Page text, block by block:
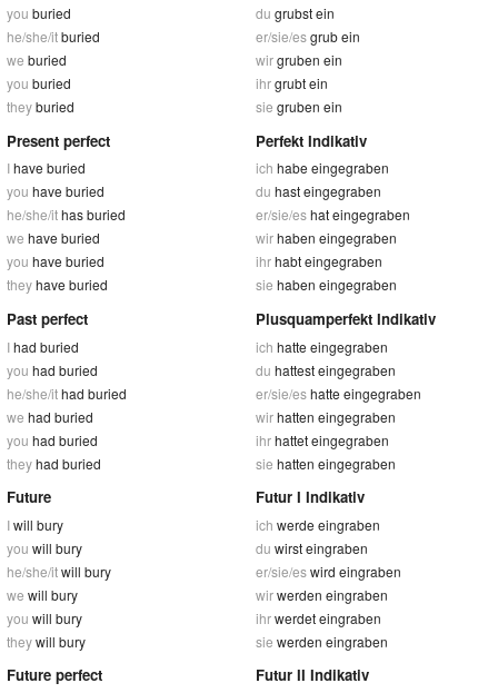
you buried
he/she/itburied
we buried
you buried
theyburied
du grubst ein
er/sie/esgrub ein
wirgruben ein
ihrgrubt ein
sie gruben ein
Present perfect
Ihave buried
you have buried
he/she/ithas buried
we have buried
you have buried
theyhave buried
Perfekt Indikativ
ich habe eingegraben
du hast eingegraben
er/sie/eshat eingegraben
wirhaben eingegraben
ihrhabt eingegraben
sie haben eingegraben
Past perfect
Ihad buried
you had buried
he/she/ithad buried
we had buried
you had buried
theyhad buried
Plusquamperfekt Indikativ
ich hatte eingegraben
du hattest eingegraben
er/sie/eshatte eingegraben
wirhatten eingegraben
ihrhattet eingegraben
sie hatten eingegraben
Future
Iwill bury
you will bury
he/she/itwill bury
we will bury
you will bury
theywill bury
Futur I Indikativ
ich werde eingraben
du wirst eingraben
er/sie/eswird eingraben
wirwerden eingraben
ihrwerdet eingraben
sie werden eingraben
Future perfect Futur II Indikativ